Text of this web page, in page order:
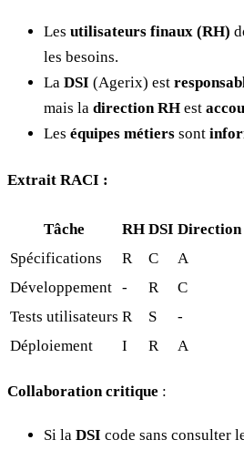
Les utilisateurs finaux (RH)
les besoins.
La DSI (Agerix) est
mais la direction RH est
Les équipes métiers sont
Extrait RACI :
Tâche RH DSI Direction
Spécifications
R C A
Développement - R C
Tests utilisateurs R S -
Déploiement
I R A
Collaboration critique :
Si la DSI code sans consulter